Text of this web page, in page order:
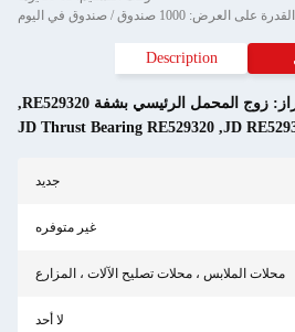
القدرة على العرض: 1000 صندوق / صندوق في اليوم
Description
زوج المحمل الرئيسي بشفة RE529320
,
,
JD Thrust Bearing RE529320
جديد
غير متوفره
محلات الملابس ، محلات تصليح الآلات ، المزارع
لا أحد